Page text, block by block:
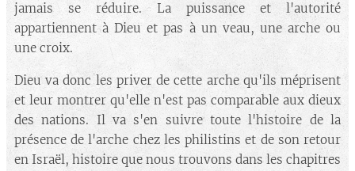
jamais se réduire. La puissance et l'autorité
appartiennent à Dieu et pas à un veau, une arche ou
une croix.
Dieu va donc les priver de cette arche qu'ils méprisent
et leur montrer qu'elle n'est pas comparable aux dieux
des nations. Il va s'en suivre toute l'histoire de la
présence de l'arche chez les philistins et de son retour
en Israël, histoire que nous trouvons dans les chapitres